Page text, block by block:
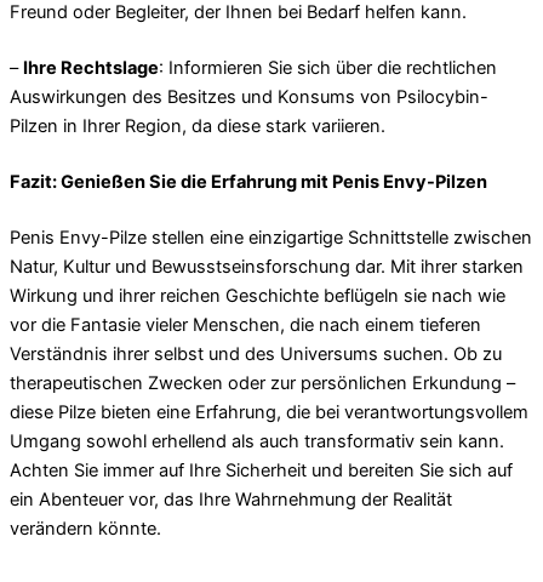
Freund oder Begleiter, der Ihnen bei Bedarf helfen kann.
– Ihre Rechtslage: Informieren Sie sich über die rechtlichen
Auswirkungen des Besitzes und Konsums von Psilocybin-
Pilzen in Ihrer Region, da diese stark variieren.
Fazit: Genießen Sie die Erfahrung mit Penis Envy-Pilzen
Penis Envy-Pilze stellen eine einzigartige Schnittstelle zwischen
Natur, Kultur und Bewusstseinsforschung dar. Mit ihrer starken
Wirkung und ihrer reichen Geschichte beflügeln sie nach wie
vor die Fantasie vieler Menschen, die nach einem tieferen
Verständnis ihrer selbst und des Universums suchen. Ob zu
therapeutischen Zwecken oder zur persönlichen Erkundung –
diese Pilze bieten eine Erfahrung, die bei verantwortungsvollem
Umgang sowohl erhellend als auch transformativ sein kann.
Achten Sie immer auf Ihre Sicherheit und bereiten Sie sich auf
ein Abenteuer vor, das Ihre Wahrnehmung der Realität
verändern könnte.